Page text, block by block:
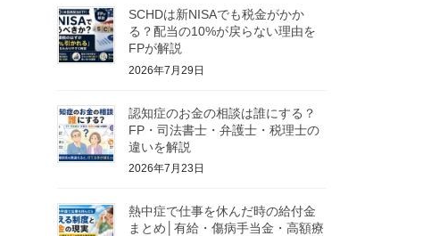
SCHDは新NISAでも税金がかか
る？配当の10%が戻らない理由を
FPが解説
2026年7月29日
認知症のお金の相談は誰にする？
FP・司法書士・弁護士・税理士の
違いを解説
2026年7月23日
熱中症で仕事を休んだ時の給付金
まとめ│有給・傷病手当金・高額療